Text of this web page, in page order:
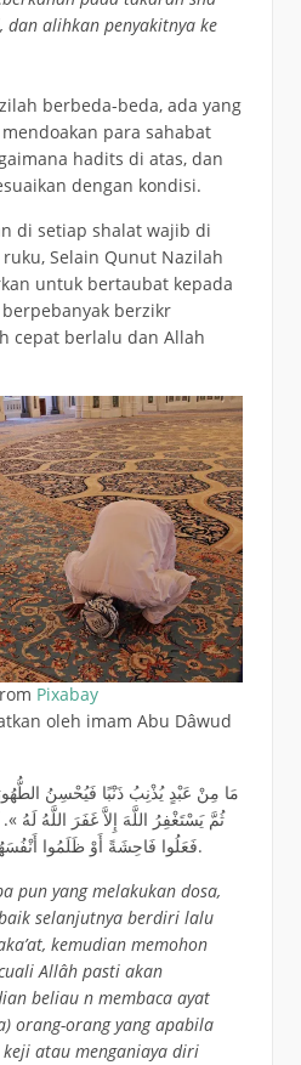
alihkan penyakitnya ke
berbeda-beda, ada yang
para sahabat
hadits di atas, dan
dengan kondisi.
di setiap shalat wajib di
Selain Qunut Nazilah
untuk bertaubat kepada
berzikr
cepat berlalu dan Allah
Pixabay
oleh imam Abu Dâwud
ثُمَّ يَسْتَغْفِرُ اللَّهَ إِلاَّ غَفَرَ اللَّهُ لَهُ
فَعَلُوا فَاحِشَةً أَوْ ظَلَمُوا أَنْفُسَهُمْ ذَكَرُوا اللَّهَ) إِلَى آخِرِ الآيَةِ.
pun yang melakukan dosa,
selanjutnya berdiri lalu
kemudian memohon
Allâh pasti akan
beliau n membaca ayat
orang-orang yang apabila
atau menganiaya diri